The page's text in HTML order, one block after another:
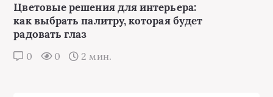
Цветовые решения для интерьера:
как выбрать палитру, которая будет
радовать глаз
0 0 2 мин.